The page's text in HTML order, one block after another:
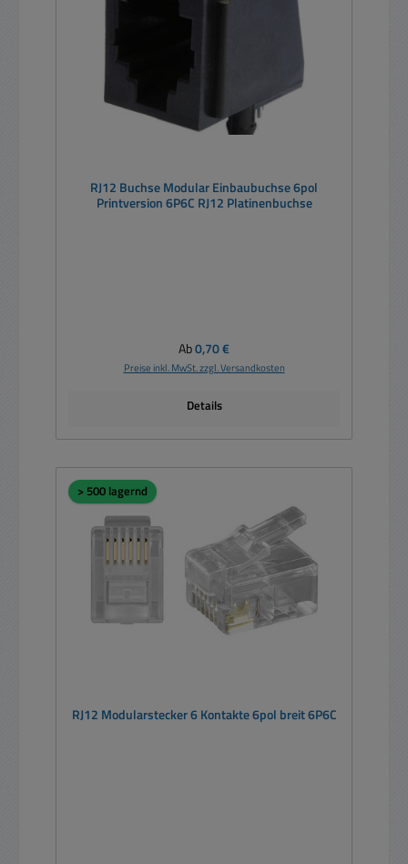
RJ12 Buchse Modular Einbaubuchse 6pol
Printversion 6P6C RJ12 Platinenbuchse
Regulärer Preis:
Ab0,70 €
Preise inkl. MwSt. zzgl. Versandkosten
Details
> 500 lagernd
RJ12 Modularstecker 6 Kontakte 6pol breit 6P6C